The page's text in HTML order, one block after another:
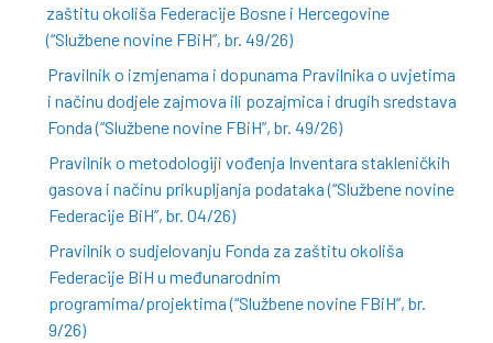
zaštitu okoliša Federacije Bosne i Hercegovine
(“Službene novine FBiH”, br. 49/26)
Pravilnik o izmjenama i dopunama Pravilnika o uvjetima
i načinu dodjele zajmova ili pozajmica i drugih sredstava
Fonda (“Službene novine FBiH”, br. 49/26)
Pravilnik o metodologiji vođenja Inventara stakleničkih
gasova i načinu prikupljanja podataka (“Službene novine
Federacije BiH”, br. 04/26)
Pravilnik o sudjelovanju Fonda za zaštitu okoliša
Federacije BiH u međunarodnim
programima/projektima (“Službene novine FBiH”, br.
9/26)